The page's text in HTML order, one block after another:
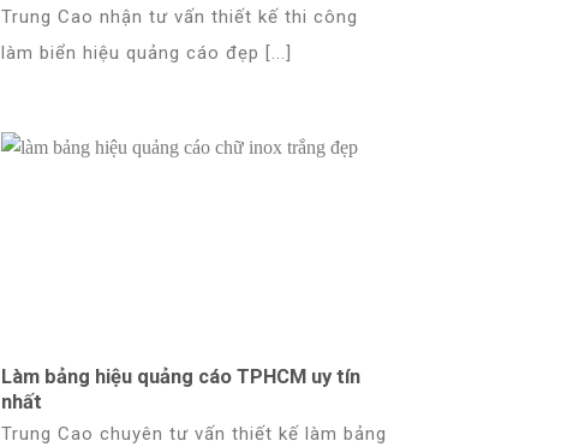
Trung Cao nhận tư vấn thiết kế thi công
làm biển hiệu quảng cáo đẹp [...]
Làm bảng hiệu quảng cáo TPHCM uy tín
nhất
Trung Cao chuyên tư vấn thiết kế làm bảng